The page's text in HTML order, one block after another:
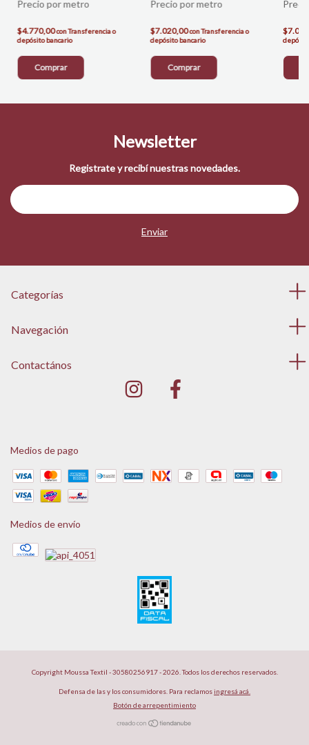
$4.770,00conTransferencia o
depósito bancario
Comprar
$7.020,00conTransferencia o
depósito bancario
Comprar
Newsletter
Registrate y recibí nuestras novedades.
Categorías
Navegación
Contactános
Medios de pago
Medios de envío
Copyright Moussa Textil - 30580256917 - 2026. Todos los derechos reservados.
Defensa de las y los consumidores. Para reclamosingresá acá.
Botón de arrepentimiento